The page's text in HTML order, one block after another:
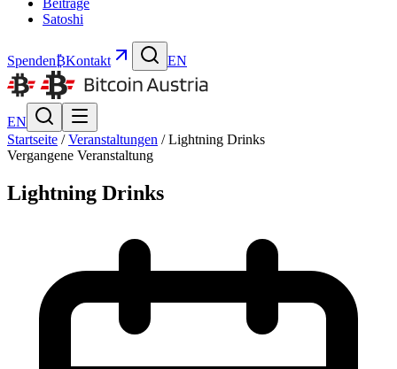
Beiträge
Satoshi
Spenden₿Kontakt EN
EN
Startseite / Veranstaltungen / Lightning Drinks
Vergangene Veranstaltung
Lightning Drinks